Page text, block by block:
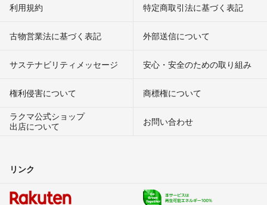
利用規約 特定商取引法に基づく表記
古物営業法に基づく表記 外部送信について
サステナビリティメッセージ 安心・安全のための取り組み
権利侵害について
商標権について
ラクマ公式ショップ
出店について
お問い合わせ
リンク